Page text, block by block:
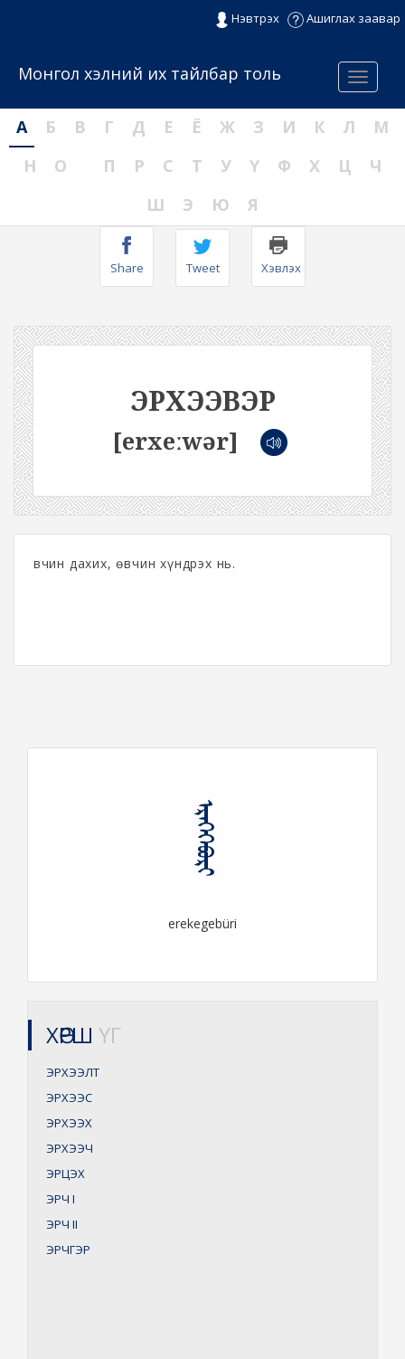
Нэвтрэх Ашиглах заавар
Menu
Монгол хэлний их тайлбар толь
А Б В Г Д Е Ё Ж З И К Л
М
Н
О П Р С Т У Ү Ф Х Ц
Ч
Ш
Э Ю Я
Share Tweet Хэвлэх
ЭРХЭЭВЭР
[erxeːwər]
Өвчин дахих, өвчин хүндрэх нь.
ᠡᠷᠡᠬᠡᠭᠡᠪᠦᠷᠢ
erekegebüri
ХӨРШ ҮГ
ЭРХЭЭЛТ
ЭРХЭЭС
ЭРХЭЭХ
ЭРХЭЭЧ
ЭРЦЭХ
ЭРЧ I
ЭРЧ II
ЭРЧГЭР